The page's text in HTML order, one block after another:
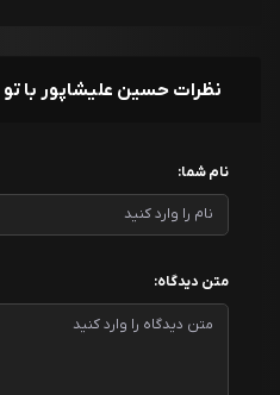
نظرات حسین علیشاپور با تو
نام شما:
متن دیدگاه: